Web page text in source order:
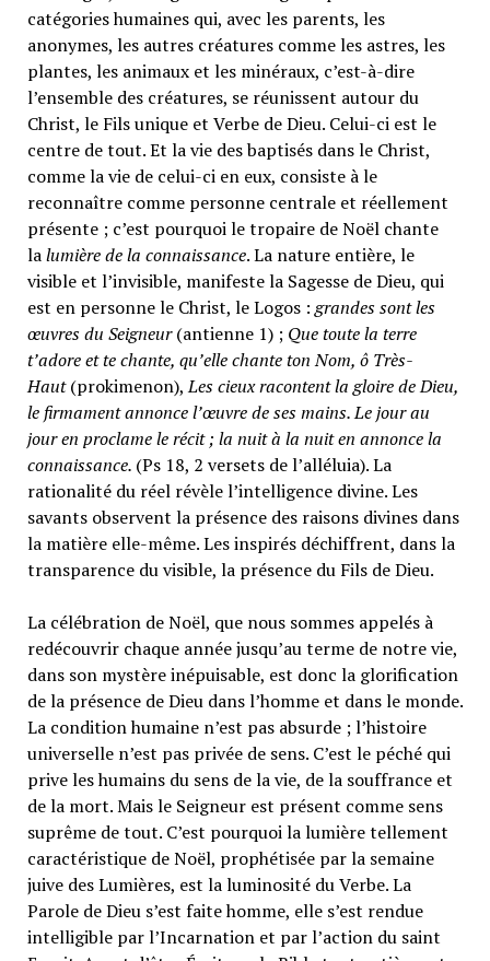
catégories humaines qui, avec les parents, les
anonymes, les autres créatures comme les astres, les
plantes, les animaux et les minéraux, c’est-à-dire
l’ensemble des créatures, se réunissent autour du
Christ, le Fils unique et Verbe de Dieu. Celui-ci est le
centre de tout. Et la vie des baptisés dans le Christ,
comme la vie de celui-ci en eux, consiste à le
reconnaître comme personne centrale et réellement
présente ; c’est pourquoi le tropaire de Noël chante
lalumière de la connaissance. La nature entière, le
visible et l’invisible, manifeste la Sagesse de Dieu, qui
est en personne le Christ, le Logos :grandes sont les
œuvres du Seigneur(antienne 1) ; Que toute la terre
t’adore et te chante, qu’elle chante ton Nom, ô Très-
Haut(prokimenon),Les cieux racontent la gloire de Dieu,
le firmament annonce l’œuvre de ses mains. Le jour au
jour en proclame le récit ; la nuit à la nuit en annonce la
connaissance. (Ps 18, 2 versets de l’alléluia). La
rationalité du réel révèle l’intelligence divine. Les
savants observent la présence des raisons divines dans
la matière elle-même. Les inspirés déchiffrent, dans la
transparence du visible, la présence du Fils de Dieu.
La célébration de Noël, que nous sommes appelés à
redécouvrir chaque année jusqu’au terme de notre vie,
dans son mystère inépuisable, est donc la glorification
de la présence de Dieu dans l’homme et dans le monde.
La condition humaine n’est pas absurde ; l’histoire
universelle n’est pas privée de sens. C’est le péché qui
prive les humains du sens de la vie, de la souffrance et
de la mort. Mais le Seigneur est présent comme sens
suprême de tout. C’est pourquoi la lumière tellement
caractéristique de Noël, prophétisée par la semaine
juive des Lumières, est la luminosité du Verbe. La
Parole de Dieu s’est faite homme, elle s’est rendue
intelligible par l’Incarnation et par l’action du saint